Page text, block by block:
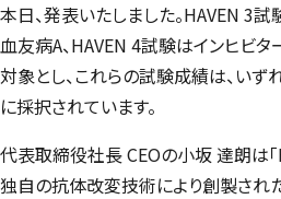
本日、発表いたしました。HAVEN 3
血友病A、HAVEN 4試験はインヒビ
対象とし、これらの試験成績は、い
に採択されています。
代表取締役社長 CEOの小坂 達朗は
独自の抗体改変技術により創製され